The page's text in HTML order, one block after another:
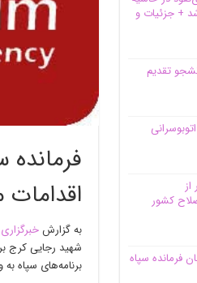
به گزارش
شهید رجایی کرج
برنامه‌های سپاه
+ جزئیات و
روزه 7 شهید دانشجو تقدیم
کشور
فرمانده سپاه